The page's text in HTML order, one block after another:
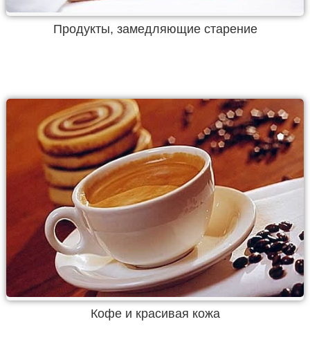
Продукты, замедляющие старение
Кофе и красивая кожа